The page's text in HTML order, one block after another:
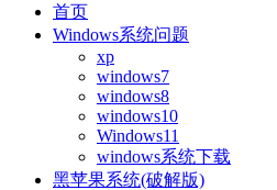
首页
Windows系统问题
xp
windows7
windows8
windows10
Windows11
windows系统下载
黑苹果系统(破解版)